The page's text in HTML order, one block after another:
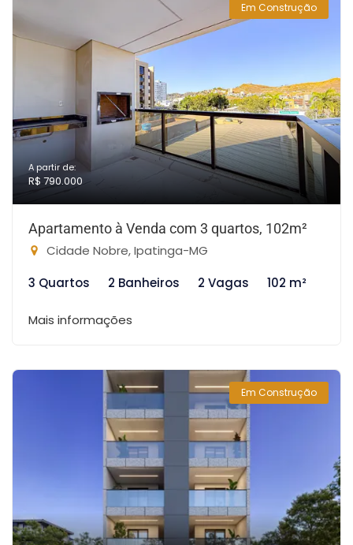
Em Construção
A partir de:
R$ 790.000
Apartamento à Venda com 3 quartos, 102m²
Cidade Nobre, Ipatinga-MG
3 Quartos
2 Banheiros 2 Vagas 102 m²
Mais informações
Em Construção